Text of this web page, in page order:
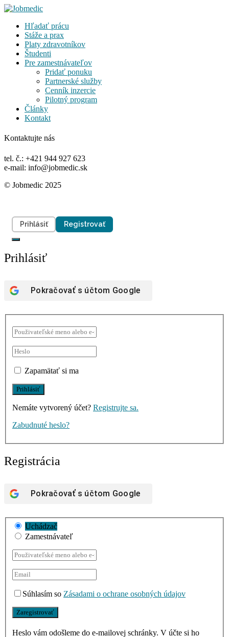
Hľadať prácu
Stáže a prax
Platy zdravotníkov
Študenti
Pre zamestnávateľov
Pridať ponuku
Partnerské služby
Cenník inzercie
Pilotný program
Články
Kontakt
Kontaktujte nás
tel. č.: +421 944 927 623
e-mail: info@jobmedic.sk
© Jobmedic 2025
Prihlásiť Registrovať
Prihlásiť
Pokračovať s účtom Google
Zapamätať si ma
Nemáte vytvorený účet? Registrujte sa.
Zabudnuté heslo?
Registrácia
Pokračovať s účtom Google
Uchádzač
Zamestnávateľ
Súhlasím so Zásadami o ochrane osobných údajov
Heslo vám odošleme do e-mailovej schránky. V účte si ho